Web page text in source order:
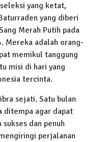
yang ketat,
yang diberi
Merah Putih pada
Mereka adalah orang-
memikul tanggung
misi di hari yang
tercinta.
sejati. Satu bulan
ditempa agar dapat
dan penuh
perjalanan